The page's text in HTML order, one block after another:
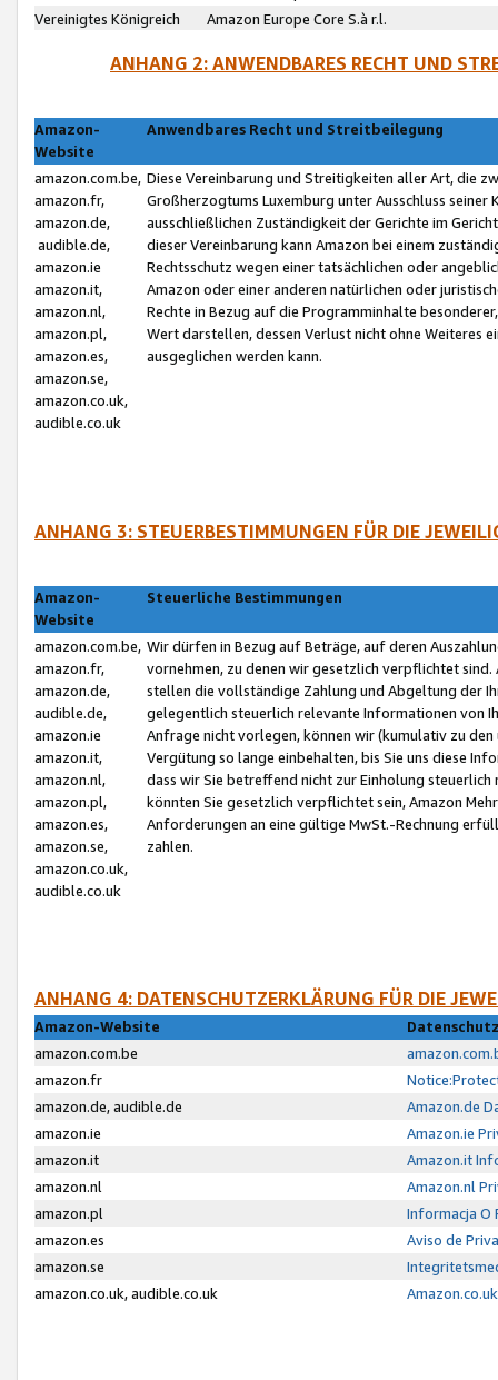
Vereinigtes Königreich
Amazon Europe Core S.à r.l.
ANHANG 2: ANWENDBARES RECHT UND
Amazon-
Website
Anwendbares Recht und Streitbeilegung
amazon.com.be,
amazon.fr,
amazon.de,
audible.de,
amazon.ie
amazon.it,
amazon.nl,
amazon.pl,
amazon.es,
amazon.se,
amazon.co.uk,
audible.co.uk
Diese Vereinbarung und Streitigkeiten aller Art, die
Großherzogtums Luxemburg unter Ausschluss
ausschließlichen Zuständigkeit der Gerichte im
dieser Vereinbarung kann Amazon bei einem
Rechtsschutz wegen einer tatsächlichen oder
Amazon oder einer anderen natürlichen oder
Rechte in Bezug auf die Programminhalte
Wert darstellen, dessen Verlust nicht ohne Weiteres
ausgeglichen werden kann.
ANHANG 3: STEUERBESTIMMUNGEN FÜR DIE
Amazon-
Website
Steuerliche Bestimmungen
amazon.com.be,
amazon.fr,
amazon.de,
audible.de,
amazon.ie
amazon.it,
amazon.nl,
amazon.pl,
amazon.es,
amazon.se,
amazon.co.uk,
audible.co.uk
Wir dürfen in Bezug auf Beträge, auf deren
vornehmen, zu denen wir gesetzlich verpflichtet
stellen die vollständige Zahlung und Abgeltung der
gelegentlich steuerlich relevante Informationen von
Anfrage nicht vorlegen, können wir (kumulativ zu
Vergütung so lange einbehalten, bis Sie uns diese
dass wir Sie betreffend nicht zur Einholung
könnten Sie gesetzlich verpflichtet sein, Amazon
Anforderungen an eine gültige MwSt.-Rechnung
zahlen.
ANHANG 4: DATENSCHUTZERKLÄRUNG FÜR DIE
Amazon-Website
amazon.com.be
amazon.fr
amazon.de, audible.de
Amazon.de
amazon.ie
Amazon.ie
amazon.it
Amazon.it
amazon.nl
Amazon.nl
amazon.pl
Informacja O
amazon.es
Aviso de
amazon.se
amazon.co.uk, audible.co.uk